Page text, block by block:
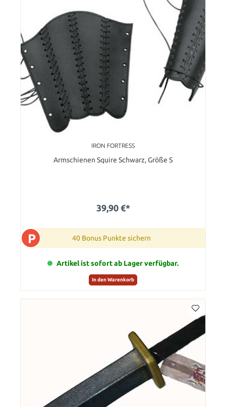
IRON FORTRESS
Armschienen Squire Schwarz, Größe S
39,90 €*
P 40 Bonus Punkte sichern
Artikel ist sofort ab Lager verfügbar.
In den Warenkorb